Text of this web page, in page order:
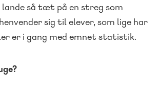
så tæt på en streg som
sig til elever, som lige har
er i gang med emnet statistik.